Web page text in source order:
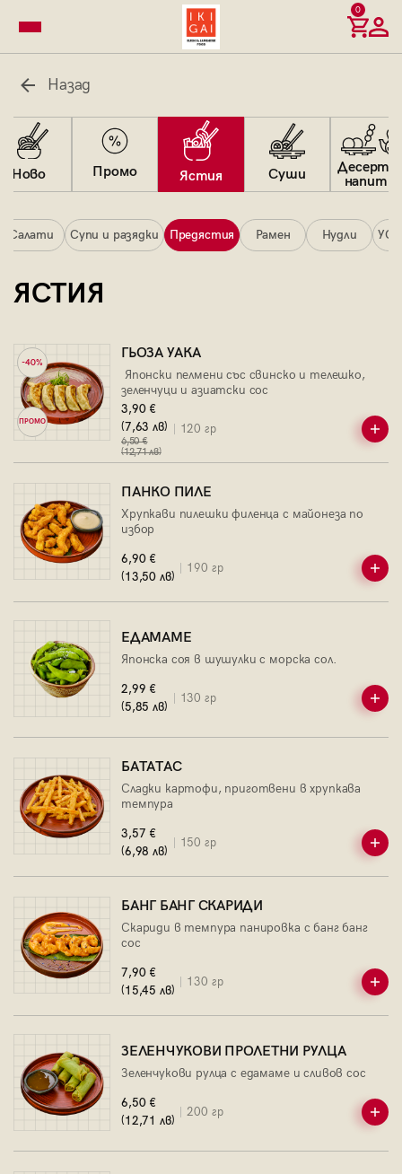
0
Назад
Ново Промо Ястия Суши
Десерти
напитки
Салати Супи и разядки Предястия Рамен Нудли
ЯСТИЯ
-40%
ПРОМО
ГЬОЗА УАКА
Японски пелмени със свинско и телешко,
зеленчуци и азиатски сос
3,90 €
(7,63 лв)
6,50 €
(12,71 лв)
120 гр
ПАНКО ПИЛЕ
Хрупкави пилешки филенца с майонеза по
избор
6,90 €
(13,50 лв)
190 гр
ЕДАМАМЕ
Японска соя в шушулки с морска сол.
2,99 €
(5,85 лв)
130 гр
БАТАТАС
Сладки картофи, приготвени в хрупкава
темпура
3,57 €
(6,98 лв)
150 гр
БАНГ БАНГ СКАРИДИ
Скариди в темпура панировка с банг банг
сос
7,90 €
(15,45 лв)
130 гр
ЗЕЛЕНЧУКОВИ ПРОЛЕТНИ РУЛЦА
Зеленчукови рулца с едамаме и сливов сос
6,50 €
(12,71 лв)
200 гр